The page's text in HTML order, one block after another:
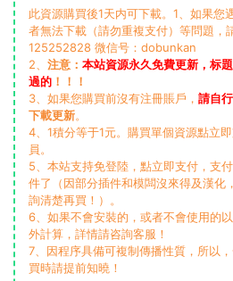
此資源購買後1天内可下載。1、如果您
者無法下載（請勿重複支付）等問題，
125252828 微信号：dobunkan
2、 注意： 本站資源永久免費更新，标
過的 ！！！
3、如果您購買前沒有注冊賬戶， 請自
下載更新。
4、1積分等于1元。購買單個資源點立
員。
5、本站支持免登陸，點立即支付，支
件了（因部分插件和模闆沒來得及漢化
詢清楚再買！）。
6、如果不會安裝的，或者不會使用的
外計算，詳情請咨詢客服！
7、因程序具備可複制傳播性質，所以
買時請提前知曉！